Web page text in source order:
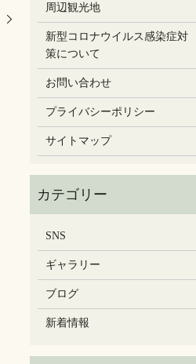
周辺観光地
新型コロナウイルス感染症対
策について
お問い合わせ
プライバシーポリシー
サイトマップ
SNS
ギャラリー
ブログ
新着情報